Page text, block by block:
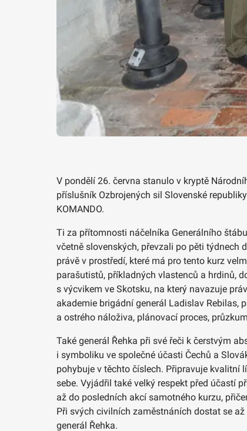
V pondělí 26. června stanulo v kryptě
příslušník Ozbrojených sil Slovenské
KOMANDO.
Ti za přítomnosti náčelníka Generálního
včetně slovenských, převzali po pěti týdnech
právě v prostředí, které má pro tento kurz
parašutistů, příkladných vlastenců a hrdinů,
s výcvikem ve Skotsku, na který navazuje
akademie brigádní generál Ladislav Rebilas,
a ostrého náloživa, plánovací proces,
Také generál Řehka při své řeči k čerstvým
i symboliku ve společné účasti Čechů a
pohybuje v těchto číslech. Připravuje kvalitní
sebe. Vyjádřil také velký respekt před účastí
až do posledních akcí samotného kurzu,
Při svých civilních zaměstnáních dostat se
generál Řehka.